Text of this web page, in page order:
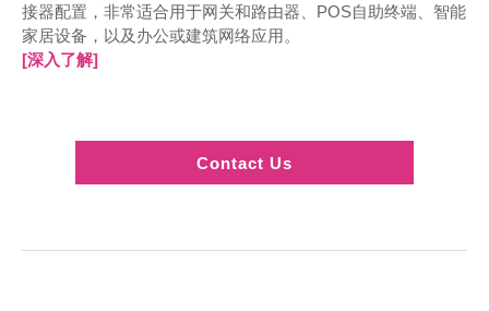
接器配置，非常适合用于网关和路由器、POS自助终端、智能
家居设备，以及办公或建筑网络应用。
[深入了解]
Contact Us